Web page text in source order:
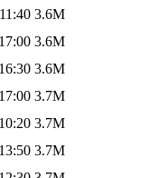
3.6M
3.6M
3.6M
3.7M
3.7M
3.7M